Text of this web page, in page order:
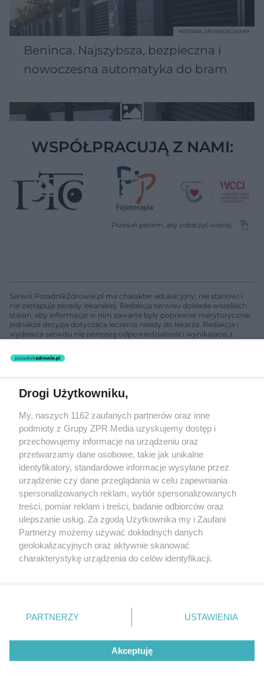
Beninca. Najszybsza, bezpieczna i
nowoczesna automatyka do bram
MATERIAŁ SPONSOROWANY
WSPÓŁPRACUJĄ Z NAMI:
Serwis PoradnikZdrowie.pl ma charakter edukacyjny, nie stanowi i
nie zastępuje porady lekarskiej. Redakcja serwisu dokłada wszelkich
starań, aby informacje w nim zawarte były poprawne merytorycznie,
jednakże decyzja dotycząca leczenia należy do lekarza. Redakcja i
wydawca serwisu nie ponoszą odpowiedzialności wynikającej z
nie prowadzi działalności leczniczej polegającej na udzielaniu
świadczeń zdrowotnych w rozumieniu art. 3 ust 1 ustawy o
rozpowszechniany lub dalej rozpowszechniany w jakikolwiek sposób
(w tym także elektroniczny lub mechaniczny) na jakimkolwiek polu
eksploatacji w jakiejkolwiek formie, włącznie z umieszczaniem w
Internecie bez pisemnej zgody właściciela praw. Jakiekolwiek użycie
lub wykorzystanie utworów w całości lub w części z naruszeniem
prawa, tzn. bez właściwej zgody, jest zabronione pod groźbą kary i
może być ścigane prawnie.
O nas
Nasze serwisy
Drogi Użytkowniku,
My, naszych 1162 zaufanych partnerów oraz inne
podmioty z Grupy ZPR Media uzyskujemy dostęp i
przechowujemy informacje na urządzeniu oraz
przetwarzamy dane osobowe, takie jak unikalne
identyfikatory, standardowe informacje wysyłane przez
urządzenie czy dane przeglądania w celu zapewniania
spersonalizowanych reklam, wybór spersonalizowanych
treści, pomiar reklam i treści, badanie odbiorców oraz
ulepszanie usług. Za zgodą Użytkownika my i Zaufani
Partnerzy możemy używać dokładnych danych
geolokalizacyjnych oraz aktywnie skanować
charakterystykę urządzenia do celów identyfikacji.
zmienić/wycofać klikając przycisk ustawień prywatności
znajdujący się w lewym dolnym rogu strony
rodzaje przetwarzania danych nie wymagają zgody
użytkownika, ale masz prawo sprzeciwić się takiemu
przetwarzaniu. Preferencje będą miały zastosowanie tylko
PARTNERZY USTAWIENIA
Akceptuję